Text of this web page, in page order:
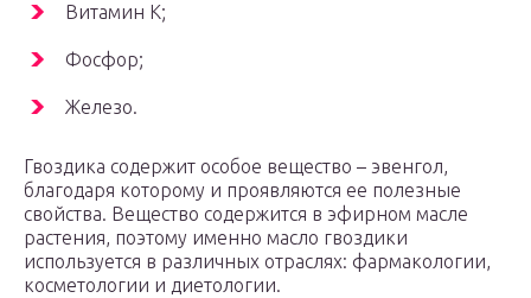
Витамин К;
Фосфор;
Железо.
Гвоздика содержит особое вещество – эвенгол,
благодаря которому и проявляются ее полезные
свойства. Вещество содержится в эфирном масле
растения, поэтому именно масло гвоздики
используется в различных отраслях: фармакологии,
косметологии и диетологии.